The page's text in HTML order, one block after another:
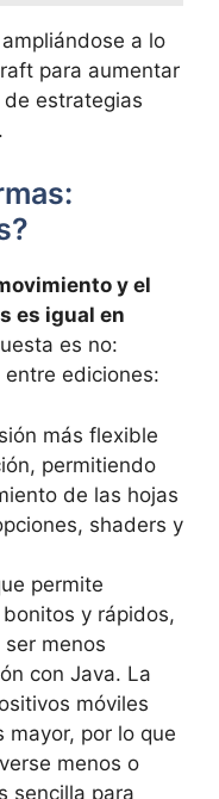
a lo
para aumentar
estrategias
y el
es igual en
es no:
ediciones:
más flexible
permitiendo
de las hojas
shaders y
permite
y rápidos,
menos
con Java. La
móviles
mayor, por lo que
menos o
sencilla para